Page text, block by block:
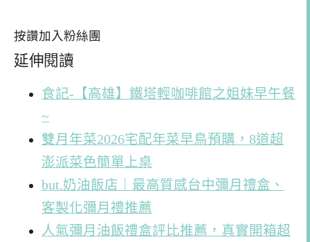
按讚加入粉絲團
延伸閱讀
食記-【高雄】鐵塔輕咖啡館之姐妹早午餐
~
雙月年菜2026宅配年菜早鳥預購，8道超
澎派菜色簡單上桌
but.奶油飯店｜最高質感台中彌月禮盒、
客製化彌月禮推薦
人氣彌月油飯禮盒評比推薦，真實開箱超